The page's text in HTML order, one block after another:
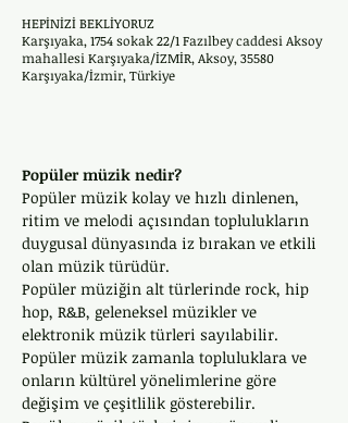
HEPİNİZİ BEKLİYORUZ
Karşıyaka, 1754 sokak 22/1 Fazılbey caddesi Aksoy
mahallesi Karşıyaka/İZMİR, Aksoy, 35580
Karşıyaka/İzmir, Türkiye
Popüler müzik nedir?
Popüler müzik kolay ve hızlı dinlenen,
ritim ve melodi açısından toplulukların
duygusal dünyasında iz bırakan ve etkili
olan müzik türüdür.
Popüler müziğin alt türlerinde rock, hip
hop, R&B, geleneksel müzikler ve
elektronik müzik türleri sayılabilir.
Popüler müzik zamanla topluluklara ve
onların kültürel yönelimlerine göre
değişim ve çeşitlilik gösterebilir.